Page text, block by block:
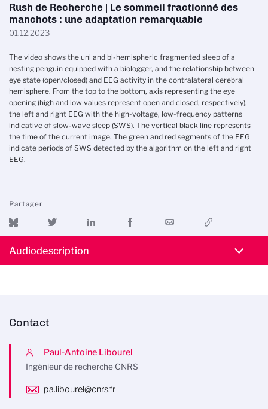
Rush de Recherche | Le sommeil fractionné des
manchots : une adaptation remarquable
01.12.2023
The video shows the uni and bi-hemispheric fragmented sleep of a
nesting penguin equipped with a biologger, and the relationship between
eye state (open/closed) and EEG activity in the contralateral cerebral
hemisphere. From the top to the bottom, axis representing the eye
opening (high and low values represent open and closed, respectively),
the left and right EEG with the high-voltage, low-frequency patterns
indicative of slow-wave sleep (SWS). The vertical black line represents
the time of the current image. The green and red segments of the EEG
indicate periods of SWS detected by the algorithm on the left and right
EEG.
Partager
Audiodescription
Contact
Paul-Antoine Libourel
Ingénieur de recherche CNRS
pa.libourel@cnrs.fr